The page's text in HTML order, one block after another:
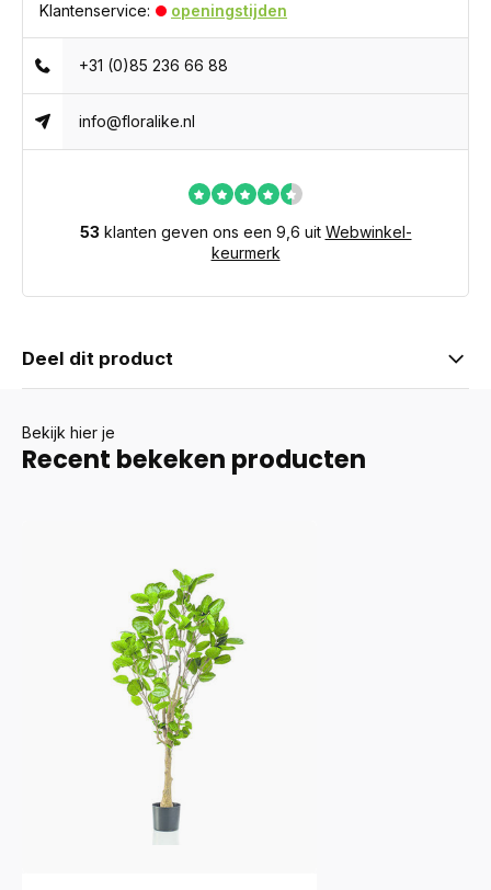
Klantenservice: openingstijden
+31 (0)85 236 66 88
info@floralike.nl
53 klanten geven ons een 9,6 uit Webwinkel-
keurmerk
Deel dit product
Bekijk hier je
Recent bekeken producten